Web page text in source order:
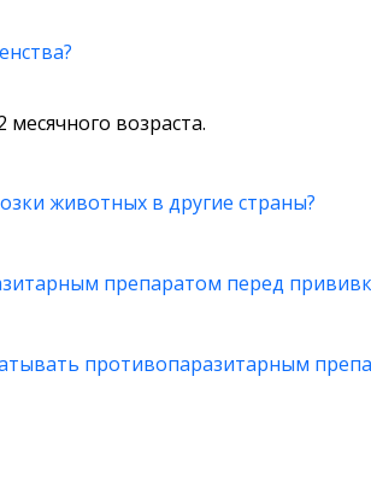
возраста.
животных в другие страны?
препаратом перед
противопаразитарным